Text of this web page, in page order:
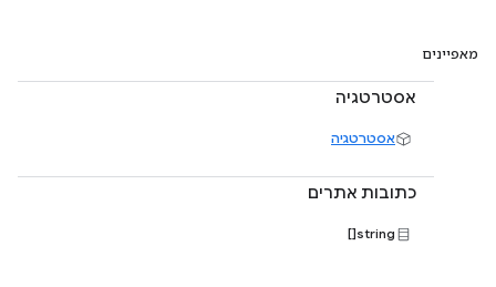
מאפיינים
אסטרטגיה
אסטרטגיה
כתובות אתרים
string[]